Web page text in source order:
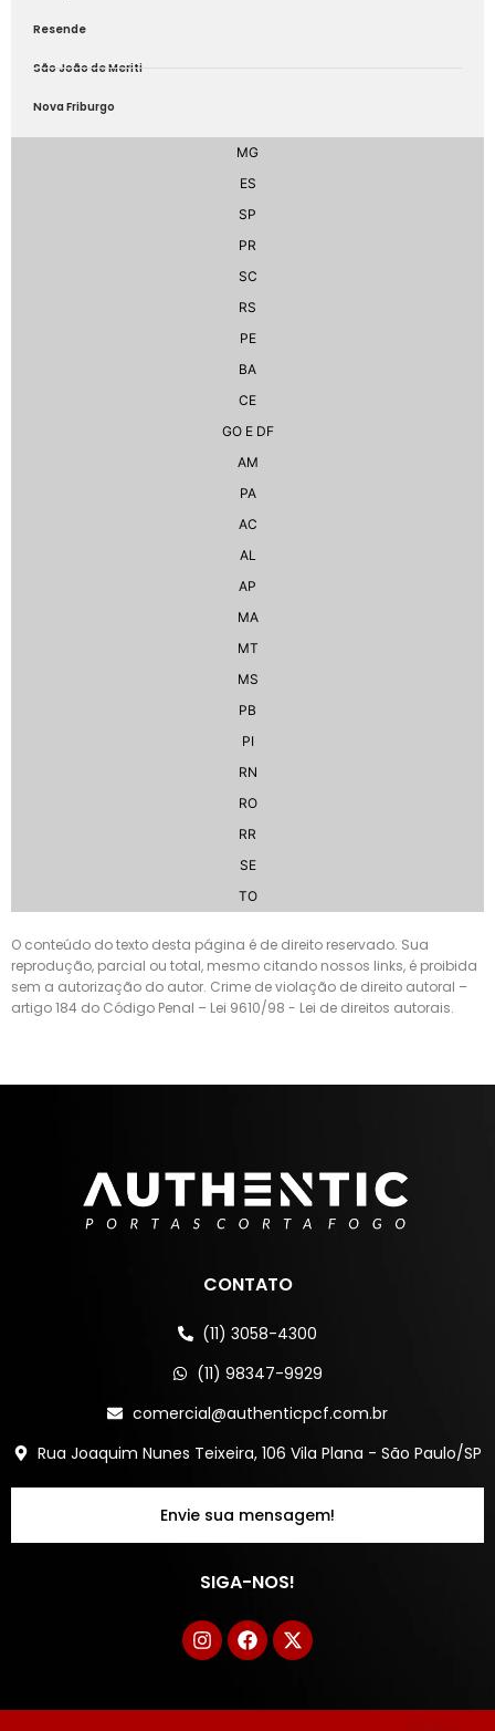
MG
ES
SP
PR
SC
RS
PE
BA
CE
GO E DF
AM
PA
AC
AL
AP
MA
MT
MS
PB
PI
RN
RO
RR
SE
TO
Resende
São João de Meriti
Nova Friburgo
O conteúdo do texto desta página é de direito reservado. Sua
reprodução, parcial ou total, mesmo citando nossos links, é proibida
sem a autorização do autor. Crime de violação de direito autoral –
artigo 184 do Código Penal – Lei 9610/98 - Lei de direitos autorais.
CONTATO
(11) 3058-4300
(11) 98347-9929
comercial@authenticpcf.com.br
Rua Joaquim Nunes Teixeira, 106 Vila Plana - São Paulo/SP
Envie sua mensagem!
SIGA-NOS!